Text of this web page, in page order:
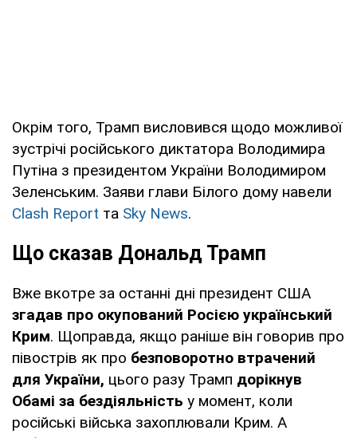
Окрім того, Трамп висловився щодо можливої
зустрічі російського диктатора Володимира
Путіна з президентом України Володимиром
Зеленським. Заяви глави Білого дому навели
Сlash Report та Sky News.
Що сказав Дональд Трамп
Вже вкотре за останні дні президент США
згадав про окупований Росією український
Крим. Щоправда, якщо раніше він говорив про
півострів як про безповоротно втрачений
для України, цього разу Трамп дорікнув
Обамі за бездіяльність у момент, коли
російські війська захоплювали Крим. А